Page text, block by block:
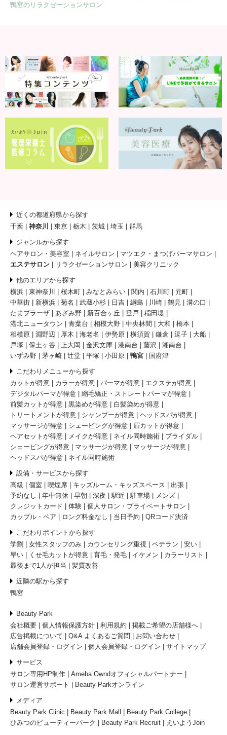
鴨宮のリラクゼーションサロン
近くの都道府県から探す
千葉
神奈川 東京 栃木 茨城 埼玉 群馬
ジャンルから探す
ヘアサロン・美容室
ネイルサロン
マツエク・まつげパーマサロン
エステサロン
リラクゼーションサロン 美容クリニック
他のエリアから探す
横浜
東神奈川 桜木町 みなとみらい 関内 石川町
元町
中華街
新横浜 菊名 武蔵小杉 日吉 綱島 川崎 鶴見
溝の口
たまプラーザ
あざみ野 新百合ヶ丘 登戸
稲田堤
港北ニュータウン
青葉台 相模大野 中央林間 大和
橋本
相模原
淵野辺 厚木 海老名 伊勢原 横須賀 鎌倉 逗子
大船
戸塚
保土ヶ谷 上大岡 金沢文庫 港南台 藤沢
湘南台
いずみ野
茅ヶ崎 辻堂 平塚 小田原 鴨宮 国府津
こだわりメニューから探す
カットが得意
カラーが得意 パーマが得意
エクステが得意
デジタルパーマが得意
縮毛矯正・ストレートパーマが得意
前髪カットが得意
黒染めが得意
白髪染めが得意
トリートメントが得意
シャンプーが得意
ヘッドスパが得意
マッサージが得意
シェービングが得意
眉カットが得意
ヘアセットが得意
メイクが得意 ネイル同時施術
ブライダル
シェービングが得意
マッサージが得意
マッサージが得意
ヘッドスパが得意
ネイル同時施術
設備・サービスから探す
高級
個室 喫煙席 キッズルーム・キッズスペース
出張
予約なし
年中無休 早朝 深夜 駅近 駐車場
メンズ
クレジットカード
体験
個人サロン・プライベートサロン
カップル・ペア
ロング料金なし 当日予約 QRコード決済
こだわりポイントから探す
学割
女性スタッフのみ カウンセリング重視 ベテラン
安い
早い
くせ毛カットが得意 育毛・発毛 イケメン
カラーリスト
最後まで1人が担当
髪質改善
近隣の駅から探す
鴨宮
Beauty Park
会社概要
個人情報保護方針 利用規約
掲載ご希望の店舗様へ
広告掲載について
Q&A よくあるご質問
お問い合わせ
店舗会員登録・ログイン
個人会員登録・ログイン サイトマップ
サービス
サロン専用HP制作
Ameba Owndオフィシャルパートナー
サロン運営サポート
Beauty Parkオンライン
メディア
Beauty Park Clinic
Beauty Park Mall
Beauty Park College
ひみつのビューティーパーク
Beauty Park Recruit えいようJoin